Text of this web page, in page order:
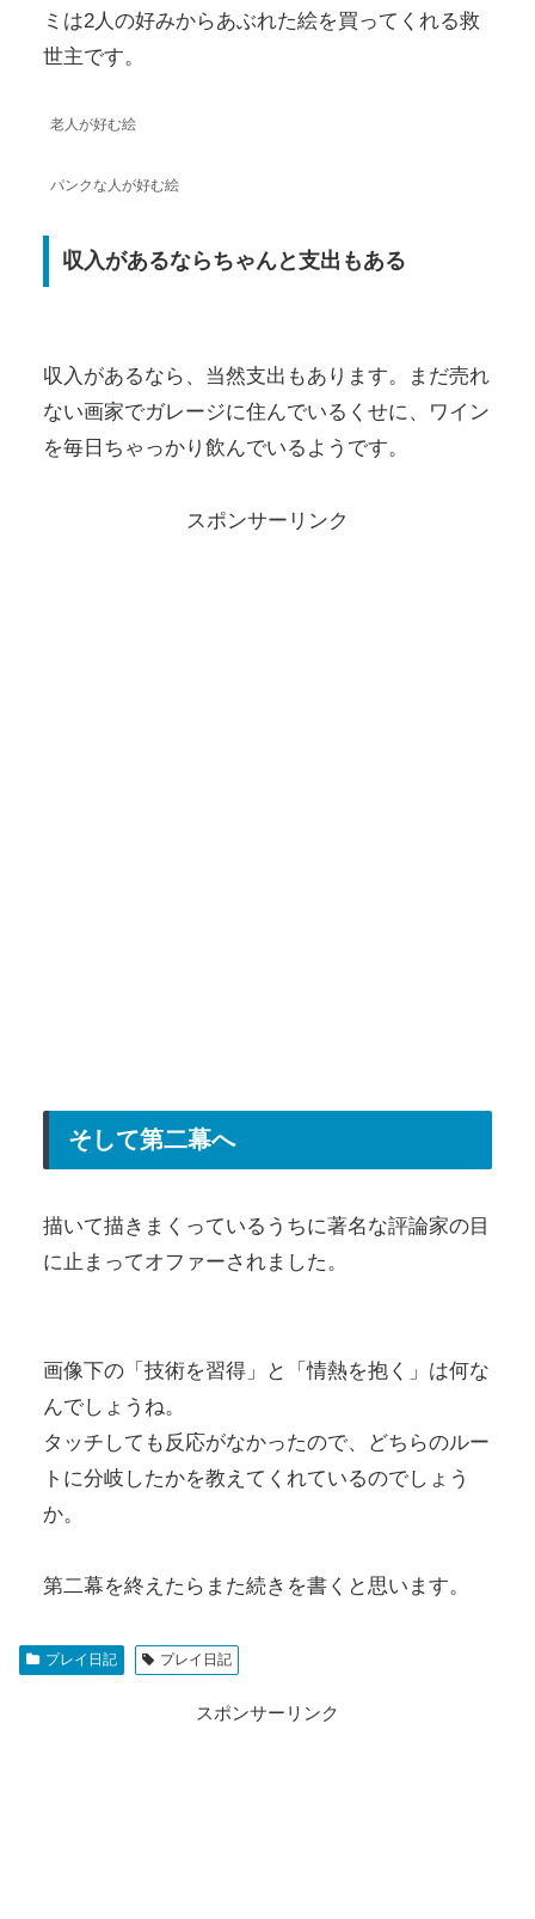
ミは2人の好みからあぶれた絵を買ってくれる救
世主です。
老人が好む絵
パンクな人が好む絵
収入があるならちゃんと支出もある
収入があるなら、当然支出もあります。まだ売れ
ない画家でガレージに住んでいるくせに、ワイン
を毎日ちゃっかり飲んでいるようです。
スポンサーリンク
そして第二幕へ
描いて描きまくっているうちに著名な評論家の目
に止まってオファーされました。
画像下の「技術を習得」と「情熱を抱く」は何な
んでしょうね。
タッチしても反応がなかったので、どちらのルー
トに分岐したかを教えてくれているのでしょう
か。
第二幕を終えたらまた続きを書くと思います。
プレイ日記 プレイ日記
スポンサーリンク